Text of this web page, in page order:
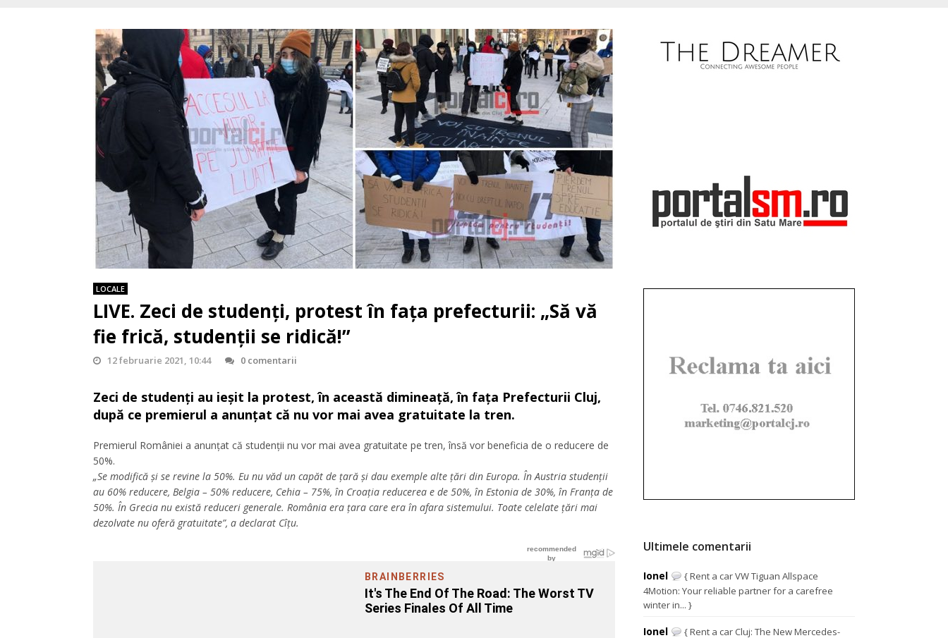
LOCALE
LIVE. Zeci de studenți, protest în fața prefecturii: „Să vă
fie frică, studenții se ridică!”
12 februarie 2021, 10:44 0 comentarii
Zeci de studenți au ieșit la protest, în această dimineață, în fața Prefecturii Cluj,
după ce premierul a anunțat că nu vor mai avea gratuitate la tren.
Premierul României a anunțat că studenții nu vor mai avea gratuitate pe tren, însă vor beneficia de o reducere de
50%.
„Se modifică și se revine la 50%. Eu nu văd un capăt de țară și dau exemple alte țări din Europa. În Austria studenții
au 60% reducere, Belgia – 50% reducere, Cehia – 75%, în Croația reducerea e de 50%, în Estonia de 30%, în Franța de
50%. În Grecia nu există reduceri generale. România era țara care era în afara sistemului. Toate celelate țări mai
dezolvate nu oferă gratuitate”, a declarat Cîțu.
Ultimele comentarii
Ionel
{ Rent a car VW Tiguan Allspace
4Motion: Your reliable partner for a carefree
winter in... }
Ionel
{ Rent a car Cluj: The New Mercedes-